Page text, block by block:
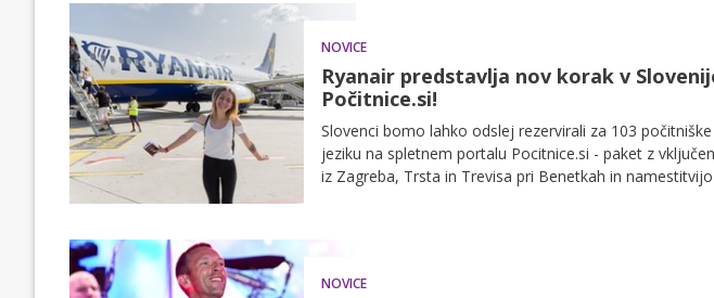
NOVICE
Ryanair predstavlja nov korak v
Počitnice.si!
Slovenci bomo lahko odslej rezervirali za 103
jeziku na spletnem portalu Pocitnice.si - paket z
iz Zagreba, Trsta in Trevisa pri Benetkah in
NOVICE